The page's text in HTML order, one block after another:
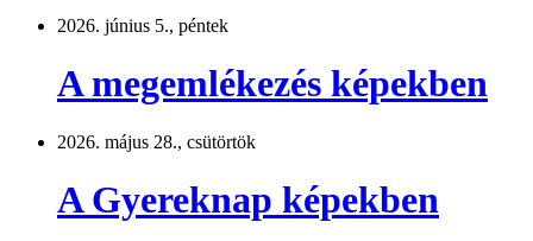
2026. június 5., péntek
A megemlékezés képekben
2026. május 28., csütörtök
A Gyereknap képekben